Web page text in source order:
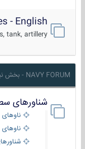
- English
tank, artillery ...
NAVY FORUM - بخش نیروی دریایی
شناورهای
ناوهای
ناوهای
شناورهای